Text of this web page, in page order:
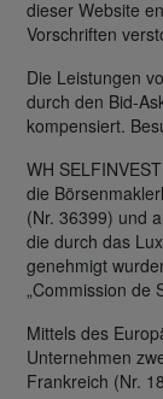
dieser Website
Vorschriften
Die Leistungen
durch den Bid-
kompensiert.
WH
die
(Nr. 36399) und
die durch das
genehmigt
„Commission de
Mittels des
Unternehmen
Frankreich (Nr.